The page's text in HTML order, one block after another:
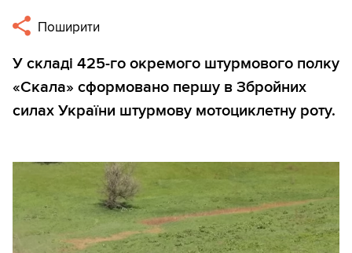
Поширити
У складі 425-го окремого штурмового полку
«Скала» сформовано першу в Збройних
силах України штурмову мотоциклетну роту.